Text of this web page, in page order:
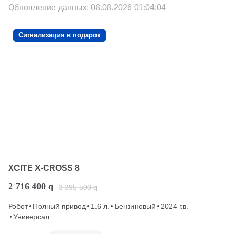
Обновление данных: 08.08.2026 01:04:04
Сигнализация в подарок
XCITE X-CROSS 8
2 716 400 q 3 395 500 q
Робот Полный привод 1.6 л. Бензиновый
2024 г.в.
Универсал